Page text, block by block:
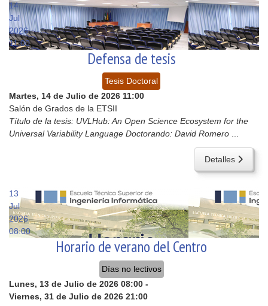
14
Jul
2026
11:00
Defensa de tesis
Tesis Doctoral
Martes, 14 de Julio de 2026 11:00
Salón de Grados de la ETSII
Título de la tesis: UVLHub: An Open Science Ecosystem for the
Universal Variability Language Doctorando: David Romero
Detalles
13
Jul
2026
08:00
Horario de verano del Centro
Días no lectivos
Lunes, 13 de Julio de 2026 08:00 -
Viernes, 31 de Julio de 2026 21:00